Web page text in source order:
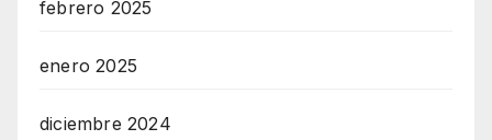
febrero 2025
enero 2025
diciembre 2024